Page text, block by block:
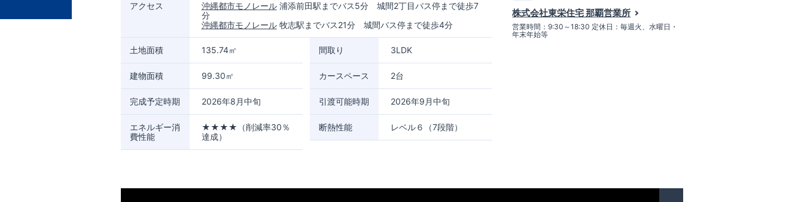
アクセス 沖縄都市モノレール浦添前田駅までバス5分 城間2丁目バス停まで徒歩7
分
沖縄都市モノレール牧志駅までバス21分 城間バス停まで徒歩4分
土地面積 135.74㎡
建物面積 99.30㎡
間取り 3LDK
カースペース 2台
完成予定時期 2026年8月中旬 引渡可能時期 2026年9月中旬
エネルギー消
費性能
★★★★（削減率30％
達成）
断熱性能 レベル６（7段階）
株式会社東栄住宅 那覇営業所
営業時間：9:30～18:30 定休日：毎週火、水曜日・
年末年始等